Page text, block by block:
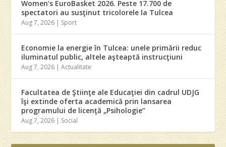
Women’s EuroBasket 2026. Peste 17.700 de
spectatori au susţinut tricolorele la Tulcea
Aug 7, 2026 | Sport
Economie la energie în Tulcea: unele primării reduc
iluminatul public, altele aşteaptă instrucţiuni
Aug 7, 2026 |Actualitate
Facultatea de Ştiinţe ale Educaţiei din cadrul UDJG
îşi extinde oferta academică prin lansarea
programului de licenţă „Psihologie”
Aug 7, 2026 | Social